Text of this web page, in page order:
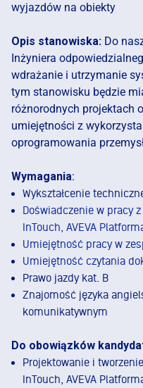
wyjazdów na obiekty
Opis stanowiska: Do
Inżyniera
wdrażanie i utrzymanie
tym stanowisku będzie
różnorodnych projektach
umiejętności z
oprogramowania
Wymagania:
Wykształcenie
Doświadczenie w pracy z
InTouch, AVEVA
Umiejętność pracy w
Umiejętność czytania
Prawo jazdy kat. B
Znajomość języka
komunikatywnym
Do obowiązków
Projektowanie i
InTouch, AVEVA